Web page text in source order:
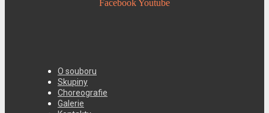
FacebookYoutube
O souboru
Skupiny
Choreografie
Galerie